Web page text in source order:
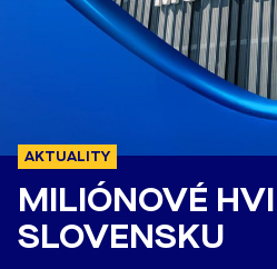
AKTUALITY
MILIÓNOVÉ
SLOVENSKU